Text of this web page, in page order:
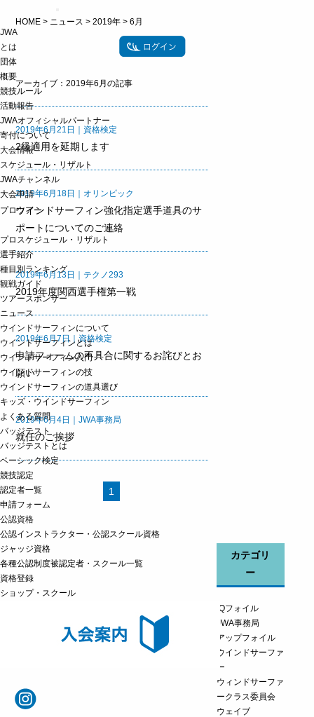
o
n
a
i
g
a
i
o
n
JWA
とは
団体
概要
競技ルール
活動報告
JWAオフィシャルパートナー
寄付について
大会情報
スケジュール・リザルト
JWAチャンネル
大会申請
プロツアー
プロスケジュール・リザルト
選手紹介
種目別ランキング
観戦ガイド
ツアースポンサー
ニュース
ウインドサーフィンについて
ウインドサーフィンとは
ウインドサーフィン入門
ウインドサーフィンの技
ウインドサーフィンの道具選び
キッズ・ウインドサーフィン
よくある質問
バッジテスト
バッジテストとは
ベーシック検定
競技認定
認定者一覧
申請フォーム
公認資格
公認インストラクター・公認スクール資格
ジャッジ資格
各種公認制度被認定者・スクール一覧
資格登録
ショップ・スクール
HOME > ニュース >2019年 >6月
アーカイブ：2019年6月の記事
2019年6月21日｜資格検定
2級適用を延期します
2019年6月18日｜オリンピック
ウインドサーフィン強化指定選手道具のサ
ポートについてのご連絡
2019年6月13日｜テクノ293
2019年度関西選手権第一戦
2019年6月7日｜資格検定
申請フォームの不具合に関するお詫びとお
願い
2019年6月4日｜JWA事務局
就任のご挨拶
1
カテゴリ
ー
iQフォイル
JWA事務局
アップフォイル
ウインドサーファ
ー
ウィンドサーファ
ークラス委員会
ウェイブ